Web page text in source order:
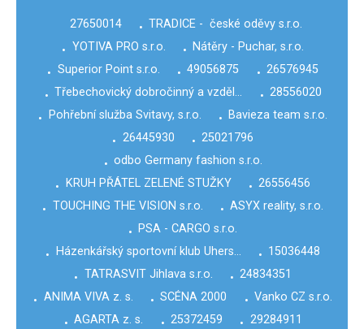
27650014 • TRADICE - české oděvy s.r.o.
• YOTIVA PRO s.r.o. • Nátěry - Puchar, s.r.o.
• Superior Point s.r.o. • 49056875 • 26576945
• Třebechovický dobročinný a vzděl… • 28556020
•
Pohřební služba Svitavy, s.r.o. • Bavieza team s.r.o.
• 26445930 • 25021796
• odbo Germany fashion s.r.o.
•
KRUH PŘÁTEL ZELENÉ STUŽKY • 26556456
• TOUCHING THE VISION s.r.o. • ASYX reality, s.r.o.
• PSA - CARGO s.r.o.
•
Házenkářský sportovní klub Uhers… • 15036448
• TATRASVIT Jihlava s.r.o. • 24834351
• ANIMA VIVA z. s. • SCÉNA 2000 • Vanko CZ s.r.o.
• AGARTA z. s. • 25372459 • 29284911